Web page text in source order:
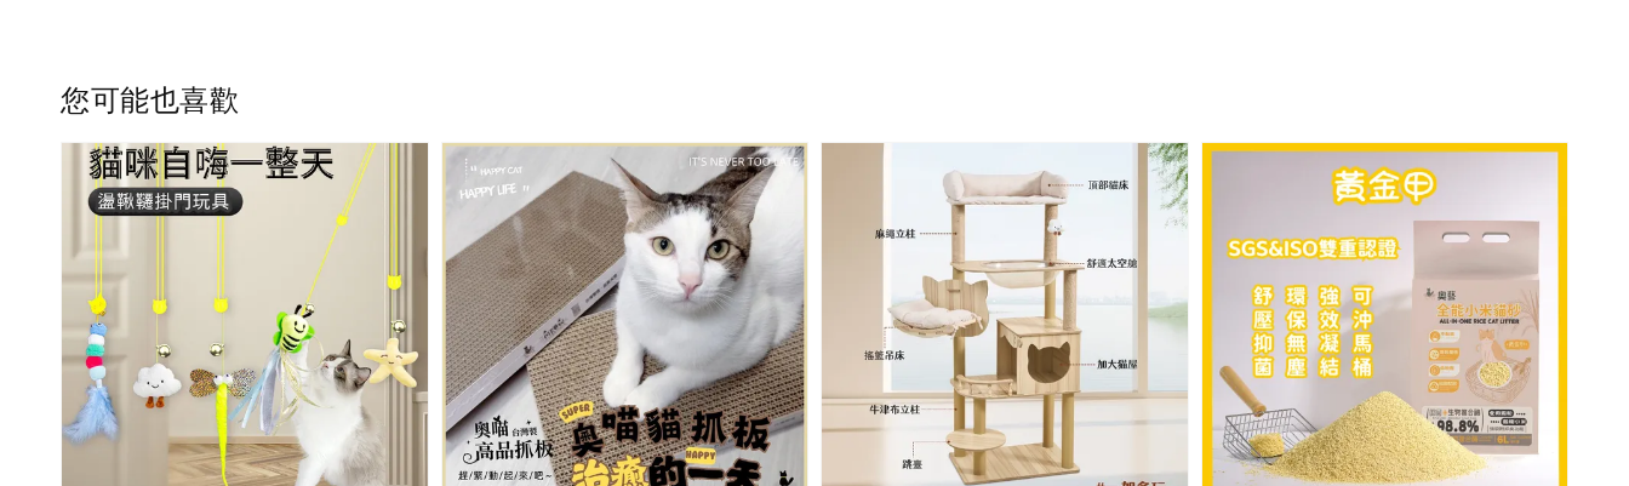
您可能也喜歡